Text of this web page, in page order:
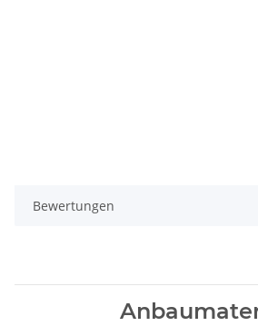
Bewertungen